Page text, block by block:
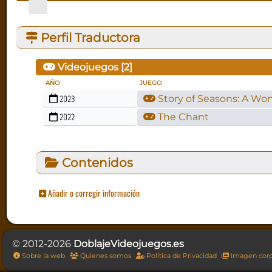
Perfil Traductora
Videojuegos [2]
AÑO JUEGO
2023
Story of Seasons: A
2022
The Chant
Contenidos
Añadir o corregir información
© 2012-2026 DoblajeVideojuegos.es
Sobre la web Quienes somos Política de Privacidad Imagen